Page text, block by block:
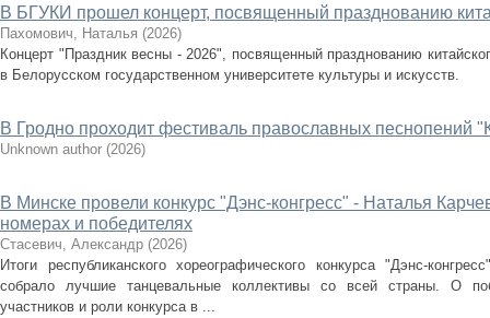
В БГУКИ прошел концерт, посвященный празднованию
Пахомович, Наталья (2026)
Концерт "Праздник весны - 2026", посвященный празднованию
в Белорусском государственном университете культуры и искусств.
В Гродно проходит фестиваль православных песнопений
Unknown author (2026)
В Минске провели конкурс "Дэнс-конгресс" - Наталья
номерах и победителях
Стасевич, Александр (2026)
Итоги республиканского хореографического конкурса "Дэнс-
собрало лучшие танцевальные коллективы со всей страны. О
участников и роли конкурса в ...